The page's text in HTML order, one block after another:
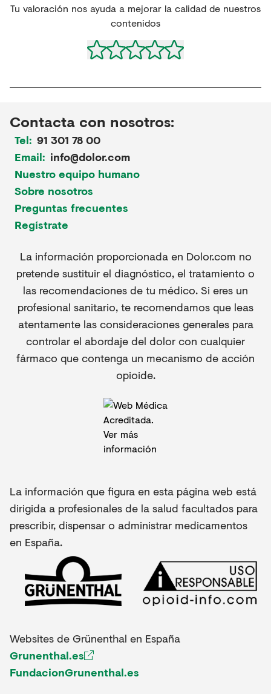
Tu valoración nos ayuda a mejorar la calidad de nuestros
contenidos
Contacta con nosotros:
Tel: 91 301 78 00
Email: info@dolor.com
Nuestro equipo humano
Sobre nosotros
Preguntas frecuentes
Regístrate
La información proporcionada en Dolor.com no
pretende sustituir el diagnóstico, el tratamiento o
las recomendaciones de tu médico. Si eres un
profesional sanitario, te recomendamos que leas
atentamente las consideraciones generales para
controlar el abordaje del dolor con cualquier
fármaco que contenga un mecanismo de acción
opioide.
La información que figura en esta página web está
dirigida a profesionales de la salud facultados para
prescribir, dispensar o administrar medicamentos
en España.
Websites de Grünenthal en España
Grunenthal.es
FundacionGrunenthal.es